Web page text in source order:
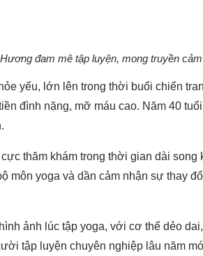
đam mê tập luyện, mong truyền
yếu, lớn lên trong thời buổi chiến
đình nặng, mỡ máu cao. Năm 40
thăm khám trong thời gian dài
môn yoga và dần cảm nhận sự thay
ảnh lúc tập yoga, với cơ thể dẻo
tập luyện chuyên nghiệp lâu năm